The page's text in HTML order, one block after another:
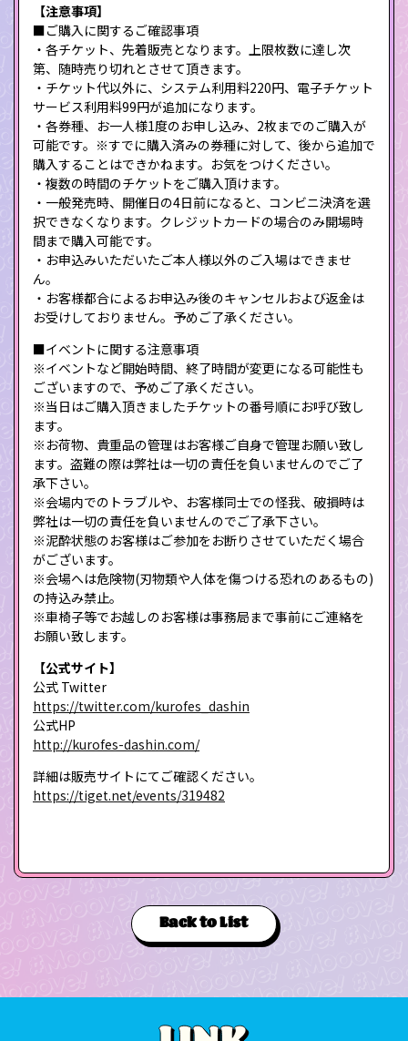
【注意事項】
■ご購入に関するご確認事項
・各チケット、先着販売となります。上限枚数に達し次
第、随時売り切れとさせて頂きます。
・チケット代以外に、システム利用料220円、電子チケット
サービス利用料99円が追加になります。
・各券種、お一人様1度のお申し込み、2枚までのご購入が
可能です。※すでに購入済みの券種に対して、後から追加で
購入することはできかねます。お気をつけください。
・複数の時間のチケットをご購入頂けます。
・一般発売時、開催日の4日前になると、コンビニ決済を選
択できなくなります。クレジットカードの場合のみ開場時
間まで購入可能です。
・お申込みいただいたご本人様以外のご入場はできませ
ん。
・お客様都合によるお申込み後のキャンセルおよび返金は
お受けしておりません。予めご了承ください。
■イベントに関する注意事項
※イベントなど開始時間、終了時間が変更になる可能性も
ございますので、予めご了承ください。
※当日はご購入頂きましたチケットの番号順にお呼び致し
ます。
※お荷物、貴重品の管理はお客様ご自身で管理お願い致し
ます。盗難の際は弊社は一切の責任を負いませんのでご了
承下さい。
※会場内でのトラブルや、お客様同士での怪我、破損時は
弊社は一切の責任を負いませんのでご了承下さい。
※泥酔状態のお客様はご参加をお断りさせていただく場合
がございます。
※会場へは危険物(刃物類や人体を傷つける恐れのあるもの)
の持込み禁止。
※車椅子等でお越しのお客様は事務局まで事前にご連絡を
お願い致します。
【公式サイト】
公式 Twitter
https://twitter.com/kurofes_dashin
公式HP
http://kurofes-dashin.com/
詳細は販売サイトにてご確認ください。
https://tiget.net/events/319482
Back to List